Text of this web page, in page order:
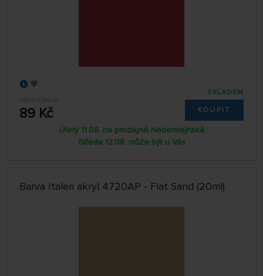
79504714AP
89 Kč
SKLADEM
KOUPIT
Úterý 11.08. na prodejně Nademlejnská
Středa 12.08. může být u Vás
Barva Italeri akryl 4720AP - Flat Sand (20ml)